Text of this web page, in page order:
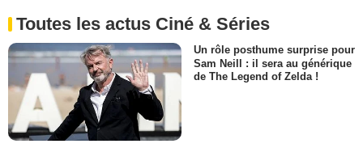
Toutes les actus Ciné & Séries
Un rôle posthume surprise pour
Sam Neill : il sera au générique
de The Legend of Zelda !